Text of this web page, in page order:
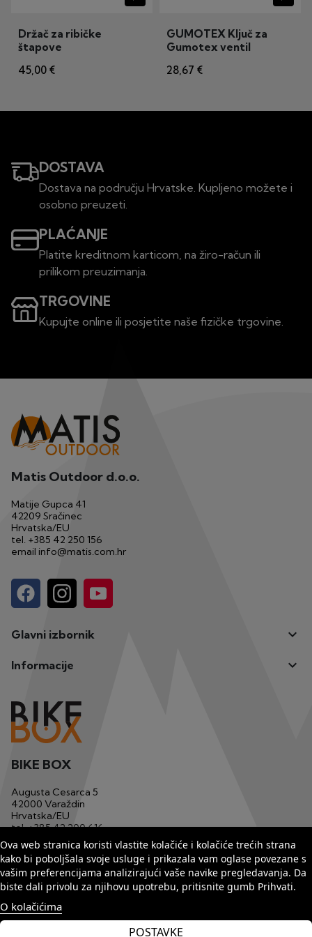
Držač za ribičke
štapove
45,00 €
GUMOTEX Ključ za
Gumotex ventil
28,67 €
DOSTAVA
Dostava na području Hrvatske. Kupljeno možete i
osobno preuzeti.
PLAĆANJE
Platite kreditnom karticom, na žiro-račun ili
prilikom preuzimanja.
TRGOVINE
Kupujte online ili posjetite naše fizičke trgovine.
Matis Outdoor d.o.o.
Matije Gupca 41
42209 Sračinec
Hrvatska/EU
tel. +385 42 250 156
email info@matis.com.hr
Glavni izbornik 
Informacije 
Ova web stranica koristi vlastite kolačiće i kolačiće trećih strana
kako bi poboljšala svoje usluge i prikazala vam oglase povezane s
vašim preferencijama analizirajući vaše navike pregledavanja. Da
biste dali privolu za njihovu upotrebu, pritisnite gumb Prihvati.
O kolačićima
POSTAVKE
BIKE BOX
Augusta Cesarca 5
42000 Varaždin
Hrvatska/EU
tel.+385 42 200 616
mob. +385 91 1233 629
emailbikebox1@matis.com.hr